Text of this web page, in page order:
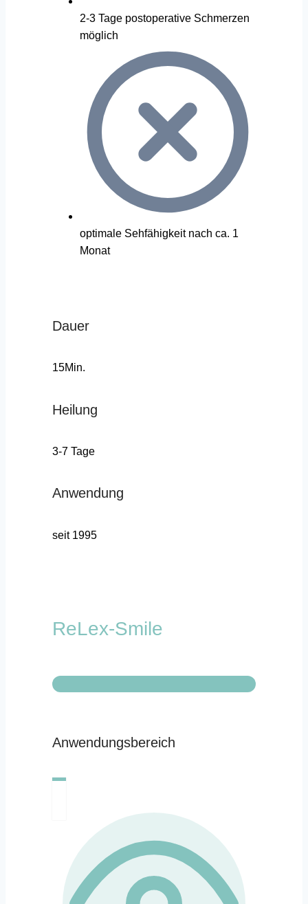
2-3 Tage postoperative Schmerzen
möglich
optimale Sehfähigkeit nach ca. 1
Monat
Dauer
15Min.
Heilung
3-7 Tage
Anwendung
seit 1995
ReLex-Smile
Anwendungsbereich